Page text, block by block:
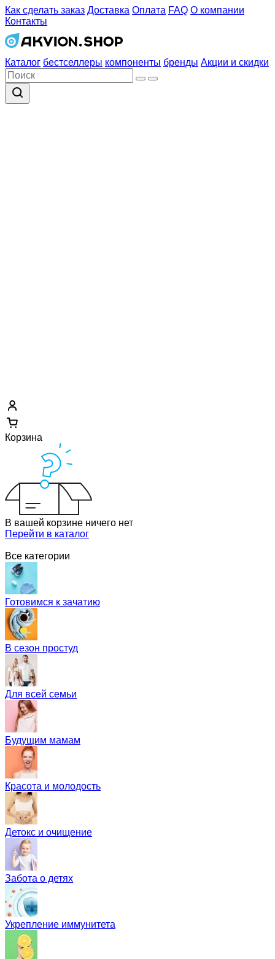
Как сделать заказ Доставка Оплата FAQ О компании
Контакты
Каталог бестселлеры компоненты бренды Акции и скидки
Корзина
В вашей корзине ничего нет
Перейти в каталог
Все категории
Готовимся к зачатию
В сезон простуд
Для всей семьи
Будущим мамам
Красота и молодость
Детокс и очищение
Забота о детях
Укрепление иммунитета